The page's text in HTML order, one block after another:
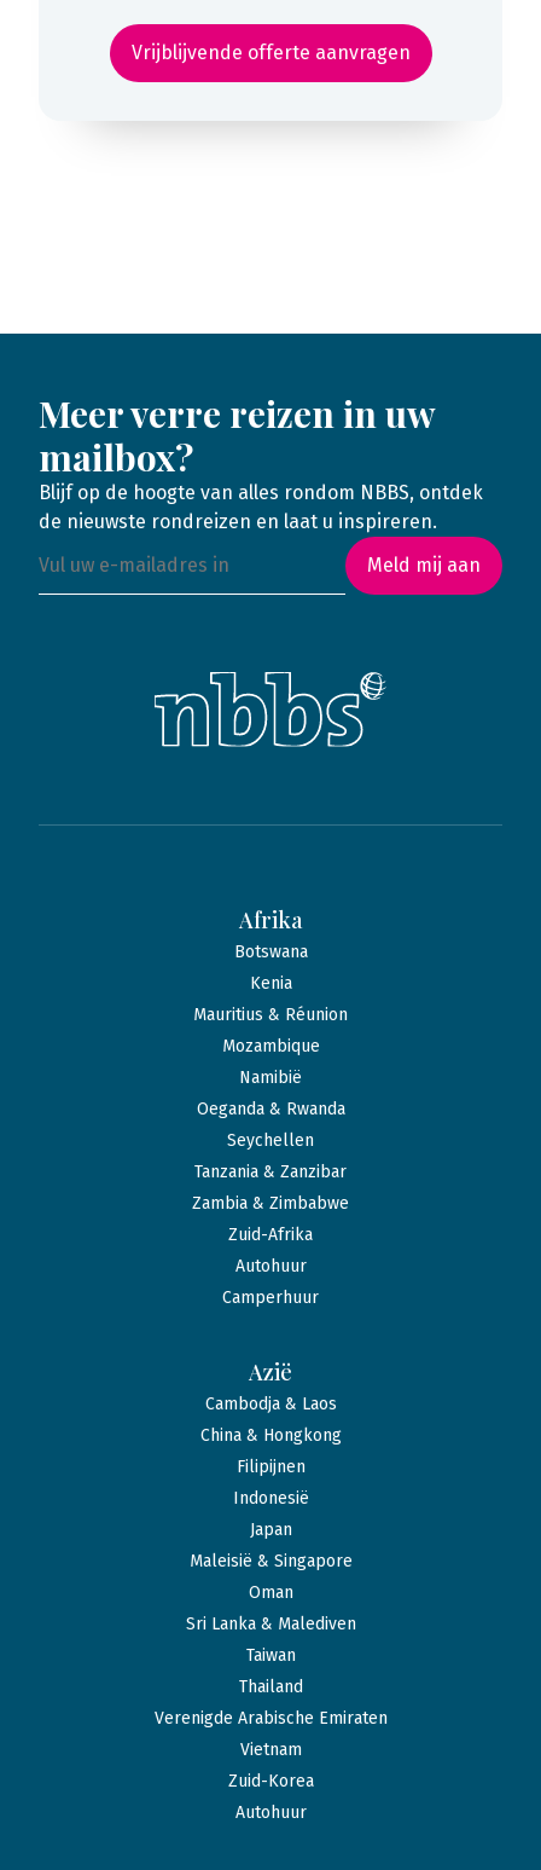
Vrijblijvende offerte aanvragen
Meer verre reizen in uw
mailbox?
Blijf op de hoogte van alles rondom NBBS, ontdek
de nieuwste rondreizen en laat u inspireren.
Meld mij aan
Afrika
Botswana
Kenia
Mauritius & Réunion
Mozambique
Namibië
Oeganda & Rwanda
Seychellen
Tanzania & Zanzibar
Zambia & Zimbabwe
Zuid-Afrika
Autohuur
Camperhuur
Azië
Cambodja & Laos
China & Hongkong
Filipijnen
Indonesië
Japan
Maleisië & Singapore
Oman
Sri Lanka & Malediven
Taiwan
Thailand
Verenigde Arabische Emiraten
Vietnam
Zuid-Korea
Autohuur